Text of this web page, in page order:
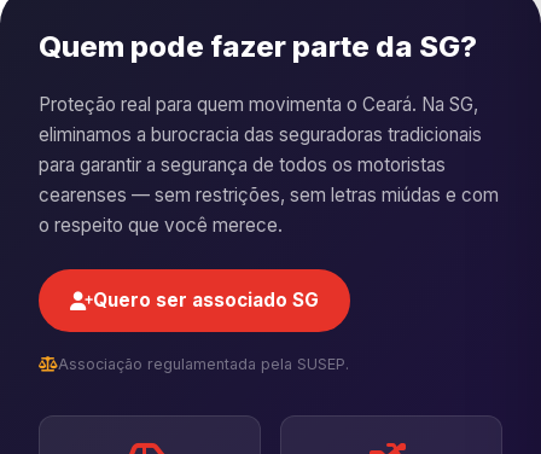
Quem pode fazer parte da SG?
Proteção real para quem movimenta o Ceará. Na SG,
eliminamos a burocracia das seguradoras tradicionais
para garantir a segurança de todos os motoristas
cearenses — sem restrições, sem letras miúdas e com
o respeito que você merece.
Quero ser associado SG
Associação regulamentada pela SUSEP.